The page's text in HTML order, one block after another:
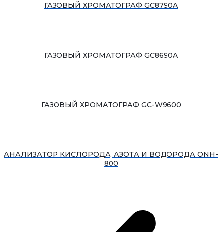
ГАЗОВЫЙ ХРОМАТОГРАФ GC8790A
ГАЗОВЫЙ ХРОМАТОГРАФ GC8690A
ГАЗОВЫЙ ХРОМАТОГРАФ GC-W9600
АНАЛИЗАТОР КИСЛОРОДА, АЗОТА И ВОДОРОДА ONH-
800